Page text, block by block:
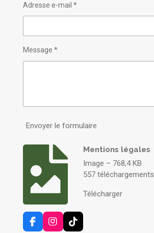
Adresse e-mail *
Message *
Envoyer le formulaire
Mentions légales
Image – 768,4 KB
557 téléchargements
Télécharger
F
I
T